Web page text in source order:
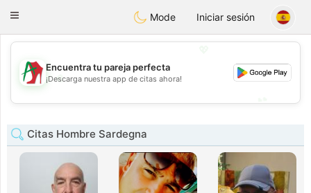
Amami Ora
Toggle
Mode Iniciar sesión
💖
💕
Encuentra tu pareja perfecta
¡Descarga nuestra app de citas ahora!
Citas Hombre Sardegna